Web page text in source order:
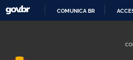
COMUNICA BR